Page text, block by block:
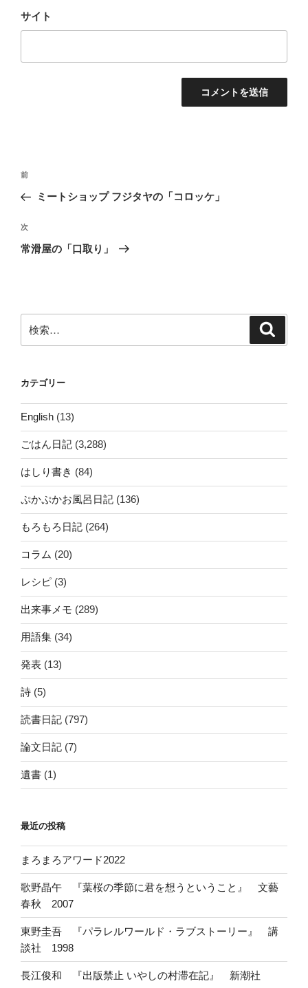
サイト
投
ナ
ビ
ゲ
ン
前
の
稿
前
ミートショップ フジタヤの「コロッケ」
次
の
次
常滑屋の「口取り」
索:
カテゴリー
English (13)
ごはん日記 (3,288)
はしり書き (84)
ぷかぷかお風呂日記 (136)
もろもろ日記 (264)
コラム (20)
レシピ (3)
出来事メモ (289)
用語集 (34)
発表 (13)
詩 (5)
読書日記 (797)
論文日記 (7)
遺書 (1)
最近の投稿
まろまろアワード2022
歌野晶午 『葉桜の季節に君を想うということ』 文藝
春秋 2007
東野圭吾 『パラレルワールド・ラブストーリー』 講
談社 1998
長江俊和 『出版禁止 いやしの村滞在記』 新潮社